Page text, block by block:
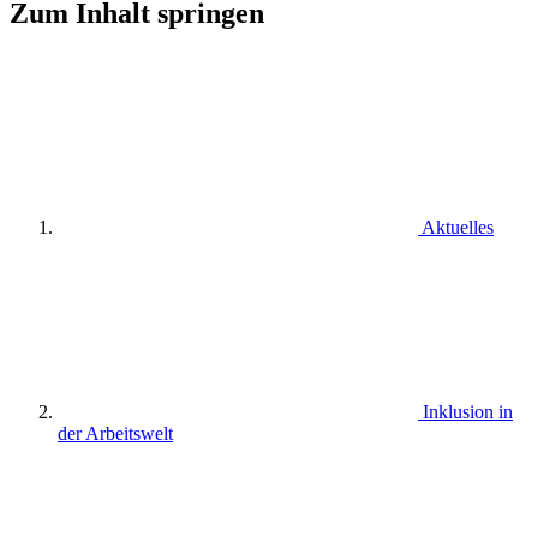
Zum Inhalt springen
Aktuelles
Inklusion in
der Arbeitswelt